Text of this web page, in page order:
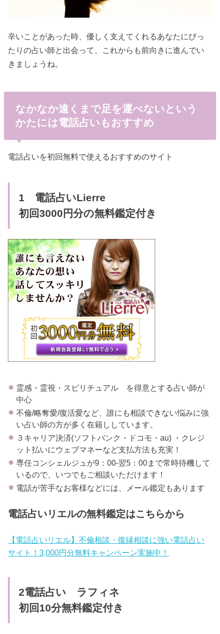
辛いことがあった時、優しく支えてくれるあなたにぴっ
たりの占い師と出会って、これからも前向きに進んでい
きましょうね。
なかなか遠くまで足を運べないという
かたには電話占いもおすすめ
電話占いを初回無料で使えるおすすめのサイト
1 電話占いLierre
初回3000円分の無料鑑定付き
霊感・霊視・スピリチュアル を得意とする占い師が
中心
不倫/略奪愛/復活愛など、誰にも相談できない悩みに強
い占い師の方が多く在籍ししています。
３キャリア決済(ソフトバンク・ドコモ・au) ・クレジ
ット払いにウェブマネーなど支払方法も充実！
専任コンシェルジュが9：00-翌5：00まで常時待機して
いるので、いつでもご相談いただけます！
電話が苦手なお客様などには、メール鑑定もあります
電話占いリエルの無料鑑定はこちらから
【電話占いリエル】不倫相談・復縁相談に強い電話占い
サイト！3,000円分無料キャンペーン実施中！
2電話占い ラフィネ
初回10分無料鑑定付き